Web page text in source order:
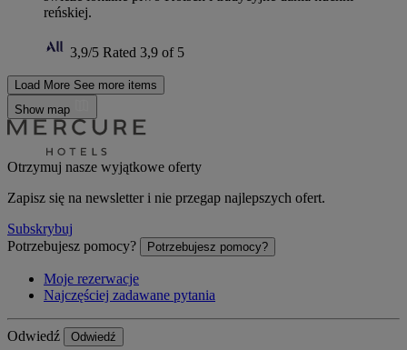
reńskiej.
3,9/5 Rated 3,9 of 5
Load More See more items
Show map
Otrzymuj nasze wyjątkowe oferty
Zapisz się na newsletter i nie przegap najlepszych ofert.
Subskrybuj
Potrzebujesz pomocy?
Potrzebujesz pomocy?
Moje rezerwacje
Najczęściej zadawane pytania
Odwiedź Odwiedź